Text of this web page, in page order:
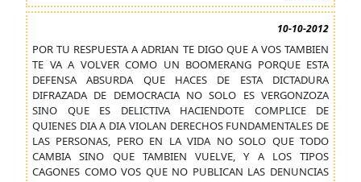
10-10-2012
POR TU RESPUESTA A ADRIAN TE DIGO QUE A VOS TAMBIEN
TE VA A VOLVER COMO UN BOOMERANG PORQUE ESTA
DEFENSA ABSURDA QUE HACES DE ESTA DICTADURA
DIFRAZADA DE DEMOCRACIA NO SOLO ES VERGONZOZA
SINO QUE ES DELICTIVA HACIENDOTE COMPLICE DE
QUIENES DIA A DIA VIOLAN DERECHOS FUNDAMENTALES DE
LAS PERSONAS, PERO EN LA VIDA NO SOLO QUE TODO
CAMBIA SINO QUE TAMBIEN VUELVE, Y A LOS TIPOS
CAGONES COMO VOS QUE NO PUBLICAN LAS DENUNCIAS